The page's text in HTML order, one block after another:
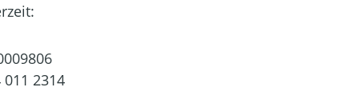
011 2314